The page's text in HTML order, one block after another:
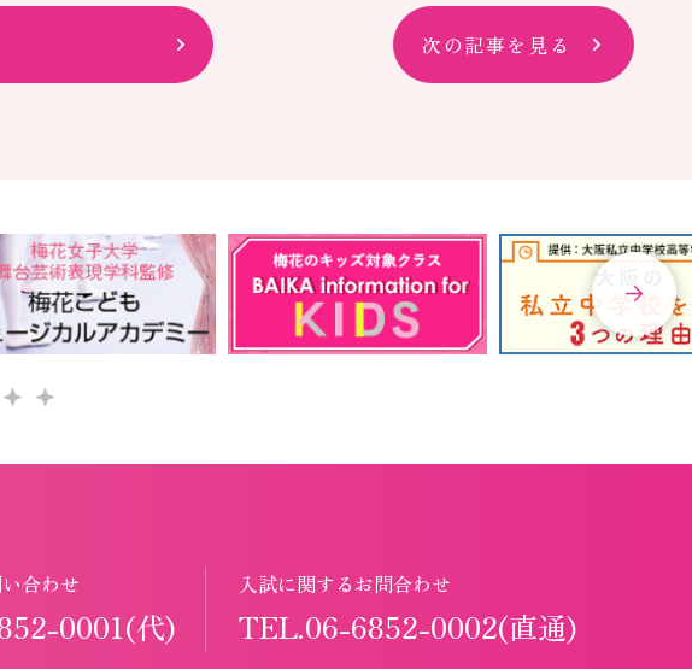
次の記事を見る
合わせ
0001(代)
入試に関するお問合わせ
TEL.06-6852-0002(直通)